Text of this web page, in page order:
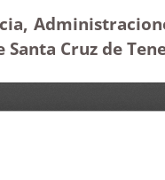
Cruz de